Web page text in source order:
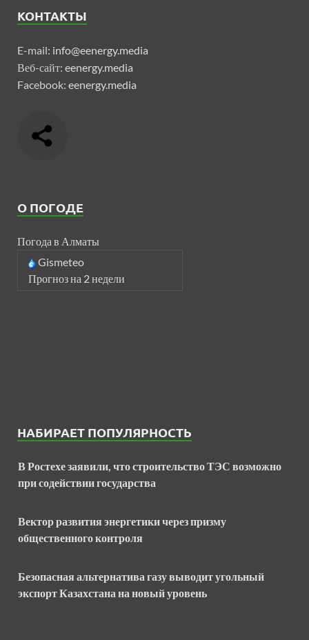
КОНТАКТЫ
E-mail: info@eenergy.media
Веб-сайт: eenergy.media
Facebook: eenergy.media
О ПОГОДЕ
Погода в Алматы
Gismeteo
Прогноз на 2 недели
НАБИРАЕТ ПОПУЛЯРНОСТЬ
В Ростехе заявили, что строительство ТЭС возможно
при содействии государства
Вектор развития энергетики через призму
общественного контроля
Безопасная альтернатива газу выводит угольный
экспорт Казахстана на новый уровень